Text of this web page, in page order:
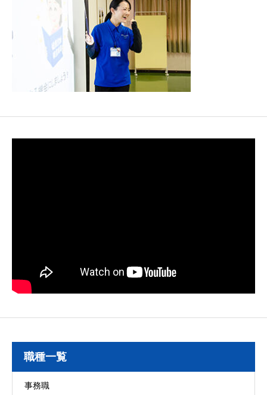
職種一覧
事務職